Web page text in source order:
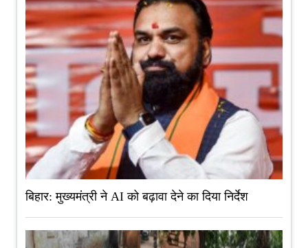
बिहार: मुख्यमंत्री ने AI को बढ़ावा देने का दिया निर्देश